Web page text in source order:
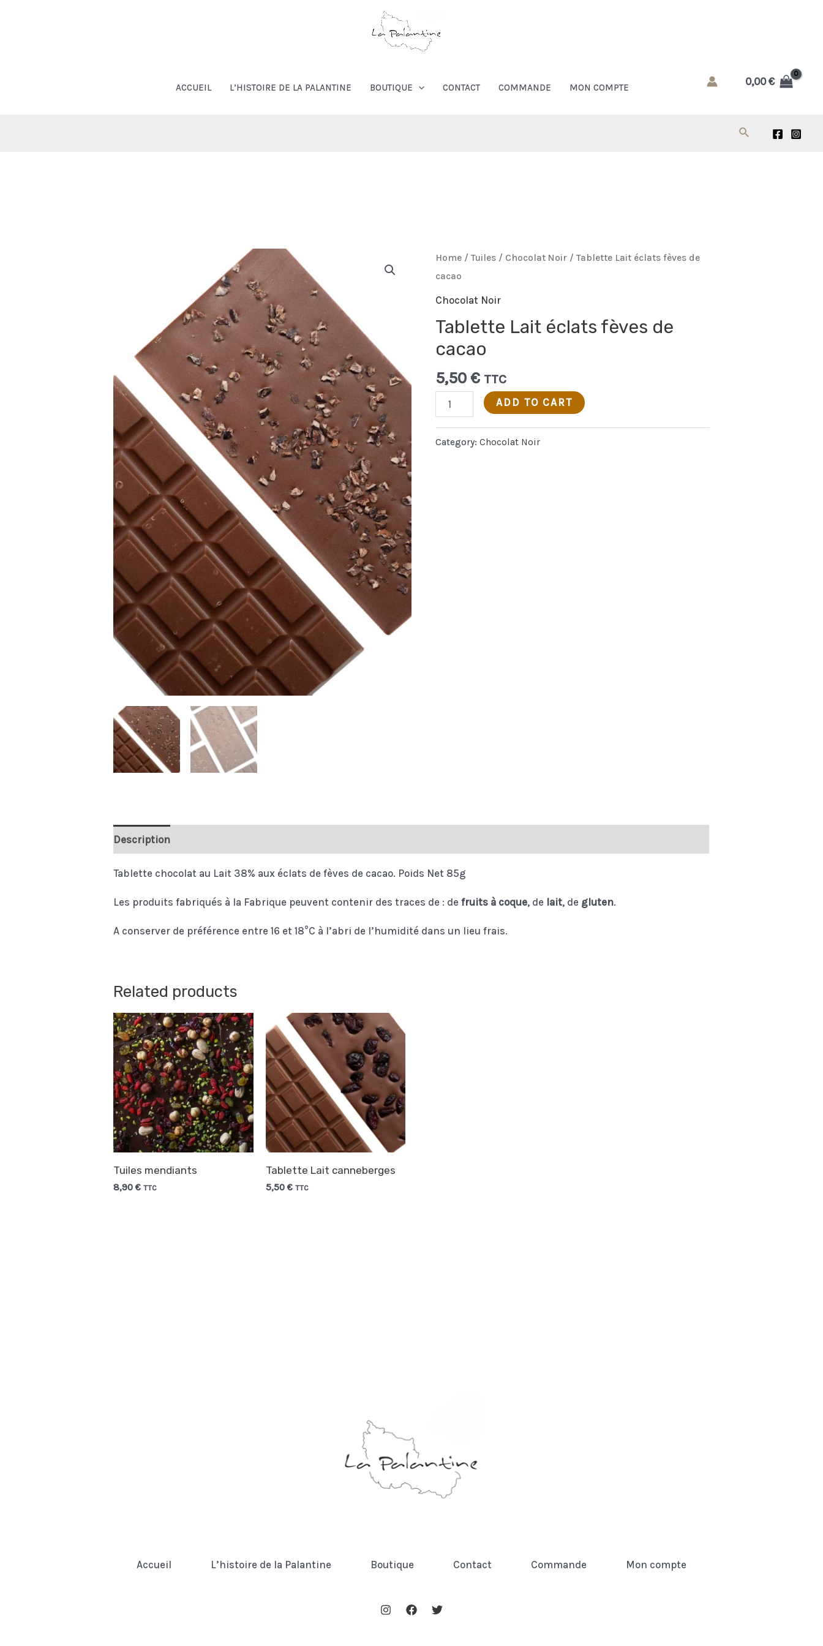
ACCUEIL L’HISTOIRE DE LA PALANTINE BOUTIQUE CONTACT COMMANDE MON COMPTE 0,00€
Rechercher
Home/Tuiles/ Chocolat Noir/ Tablette Lait éclats fèves de
cacao
Chocolat Noir
Tablette Lait éclats fèves de
cacao
5,50 € TTC
Tablette
Lait
éclats
ADD TO CART
Category: Chocolat Noir
Description
Tablette chocolat au Lait 38% aux éclats de fèves de cacao. Poids Net 85g
Les produits fabriqués à la Fabrique peuvent contenir des traces de : defruits à coque, de lait, de gluten.
A conserver de préférence entre 16 et 18°C à l’abri de l’humidité dans un lieu frais.
Related products
Tuiles mendiants
8,90€ TTC
Tablette Lait canneberges
5,50 € TTC
Accueil L’histoire de la Palantine Boutique Contact Commande Mon compte